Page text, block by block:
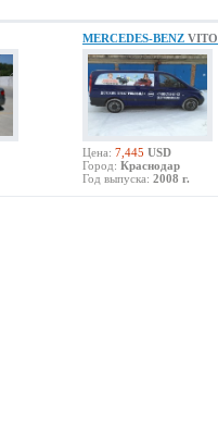
MERCEDES-BENZ VITO
Цена: 7,445 USD
Город: Краснодар
Год выпуска: 2008 г.